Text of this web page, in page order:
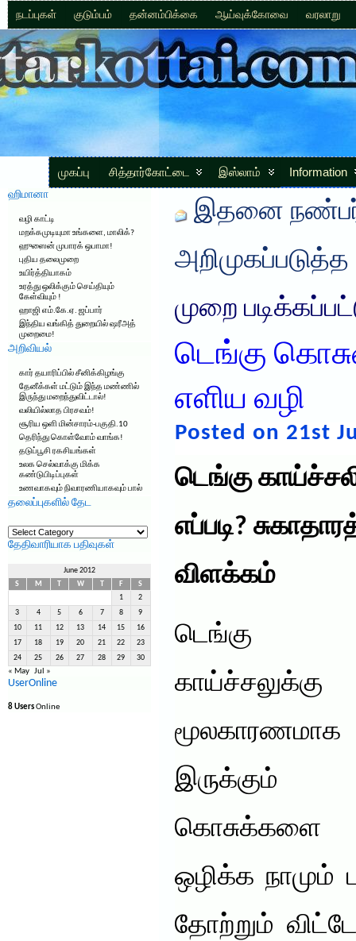
நடப்புகள் குடும்பம் தன்னம்பிக்கை ஆய்வுக்கோவை வரலாறு
முகப்பு சித்தார்கோட்டை இஸ்லாம் Information
ஹிமானா
வழி காட்டி
மறக்கமுடியுமா உங்களை, மாலிக்?
ஹுஸைன் முபாரக் ஒபாமா!
புதிய தலைமுறை
உயிர்த்தியாகம்
உரத்து ஒலிக்கும் செய்தியும்
கேள்வியும் !
ஹாஜி எம்.கே.ஏ. ஜப்பார்
இந்திய வங்கித் துறையில் ஷரீஅத்
முறைமை!
அறிவியல்
கார் தயாரிப்பில் சீனிக்கிழங்கு
தேனீக்கள் மட்டும் இந்த மண்ணில்
இருந்து மறைந்துவிட்டால்!
வலியில்லாத பிரசவம்!
சூரிய ஒளி மின்சாரம்-பகுதி.10
தெரிந்து கொள்வோம் வாங்க!
தடுப்பூசி ரகசியங்கள்
உலக செல்வாக்கு மிக்க
கண்டுபிடிப்புகள்
உணவாகவும் நிவாரணியாகவும் பால்
தலைப்புகளில் தேட
தலைப்புகளில்
தேட
தேதிவாரியாக பதிவுகள்
June 2012
S
M W F
S
1
2
3 4 5 6 7 8 9
10 11 12 13 14 15 16
17 18 19 20 21 22 23
24 25 26 27 28 29 30
« May Jul »
UserOnline
8 UsersOnline
இதனை
அறிமுகப்படுத்த
முறை
டெங்கு
எளிய வழி
Posted on 21st
டெங்கு
எப்படி?
விளக்கம்
டெங்கு
காய்ச்சலுக்கு
மூலகாரணமாக
இருக்கும்
கொசுக்களை
ஒழிக்க நாமும்
தோற்றும்